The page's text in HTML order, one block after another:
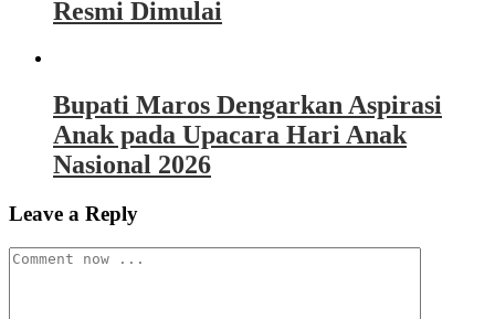
Resmi Dimulai
Bupati Maros Dengarkan Aspirasi
Anak pada Upacara Hari Anak
Nasional 2026
Leave a Reply